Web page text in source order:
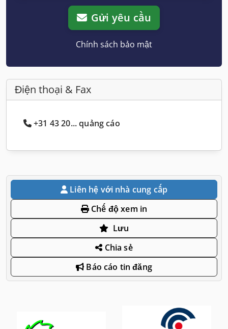
Gửi yêu cầu
Chính sách bảo mật
Điện thoại & Fax
+31 43 20... quảng cáo
Liên hệ với nhà cung cấp
Chế độ xem in
Lưu
Chia sẻ
Báo cáo tin đăng